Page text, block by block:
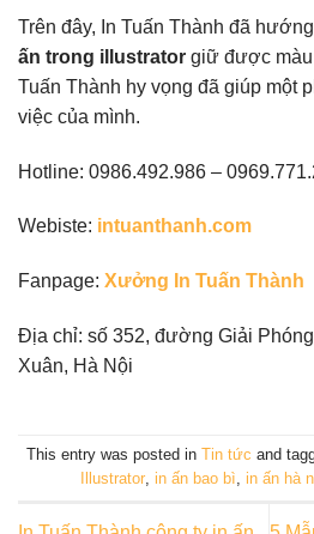
Trên đây, In Tuấn Thành đã hướng
ấn trong illustrator giữ được màu
Tuấn Thành hy vọng đã giúp một
việc của mình.
Hotline: 0986.492.986 –
Webiste: intuanthanh.com
Fanpage: Xưởng In Tuấn Thành
Địa chỉ: số 352, đường Giải
Xuân, Hà Nội
This entry was posted in Tin tức and
Illustrator, in ấn bao bì, in ấn hà